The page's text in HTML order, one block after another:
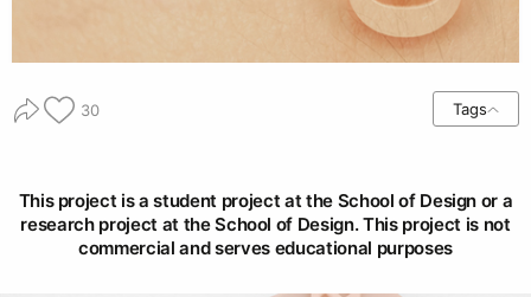
30 Tags
This project is a student project at the School of Design or a
research project at the School of Design. This project is not
commercial and serves educational purposes